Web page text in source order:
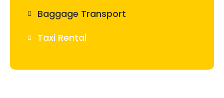
Baggage Transport
Taxi Rental